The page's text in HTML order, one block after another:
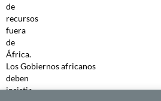
de
recursos
fuera
de
África.
Los Gobiernos africanos
deben
insistir